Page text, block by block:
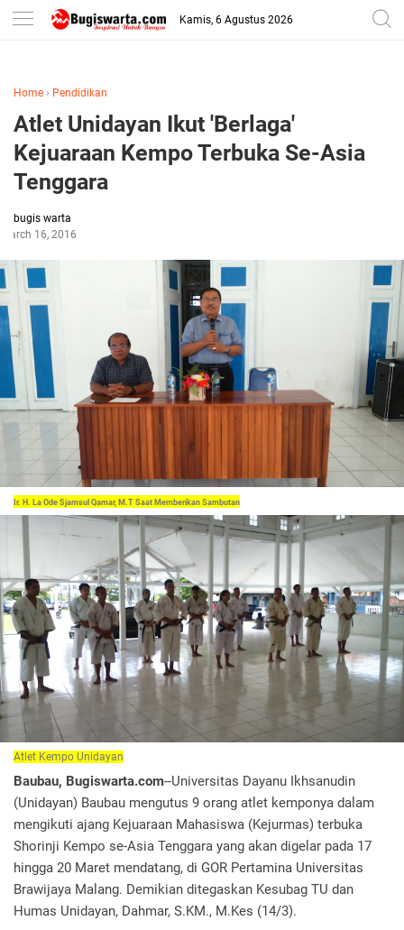
-->
Kamis, 6 Agustus 2026
Home › Pendidikan
Atlet Unidayan Ikut 'Berlaga'
Kejuaraan Kempo Terbuka Se-Asia
Tenggara
bugis warta
March 16, 2016
Ir. H. La Ode Sjamsul Qamar, M.T Saat Memberikan Sambutan
Atlet Kempo Unidayan
Baubau, Bugiswarta.com--Universitas Dayanu Ikhsanudin
(Unidayan) Baubau mengutus 9 orang atlet kemponya dalam
mengikuti ajang Kejuaraan Mahasiswa (Kejurmas) terbuka
Shorinji Kempo se-Asia Tenggara yang akan digelar pada 17
hingga 20 Maret mendatang, di GOR Pertamina Universitas
Brawijaya Malang. Demikian ditegaskan Kesubag TU dan
Humas Unidayan, Dahmar, S.KM., M.Kes (14/3).